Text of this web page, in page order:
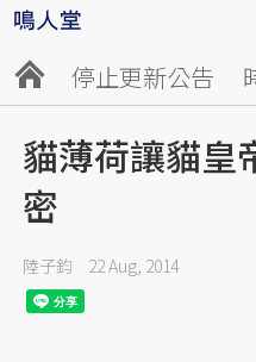
停止更新公告
貓薄荷讓貓皇
密
陸子鈞 22 Aug, 2014